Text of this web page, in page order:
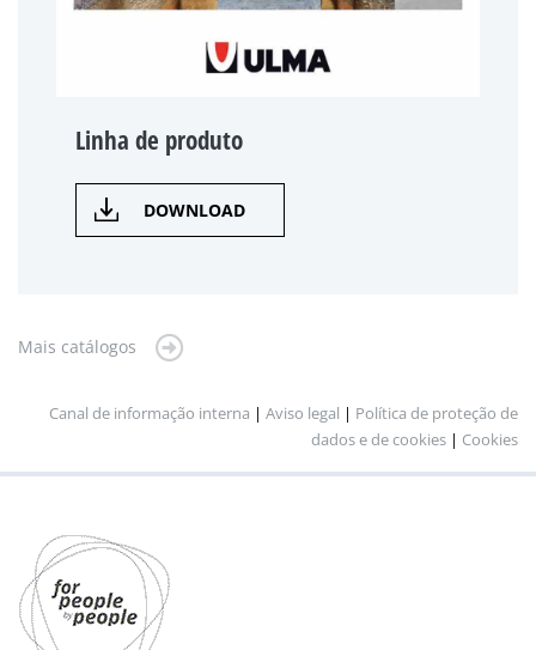
Linha de produto
DOWNLOAD
Mais catálogos
Canal de informação interna | Aviso legal | Política de proteção de
dados e de cookies | Cookies